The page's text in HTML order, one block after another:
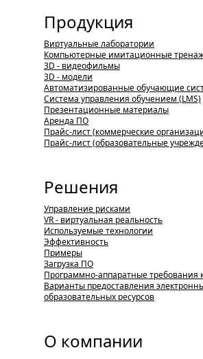
Продукция
Виртуальные лаборатории
Компьютерные имитационные
3D - видеофильмы
3D - модели
Автоматизированные обучающие
Система управления обучением (LMS)
Презентационные материалы
Аренда ПО
Прайс-лист (коммерческие
Прайс-лист (образовательные
Решения
Управление рисками
VR - виртуальная реальность
Используемые технологии
Эффективность
Примеры
Загрузка ПО
Программно-аппаратные требования
Варианты предоставления
образовательных ресурсов
О компании